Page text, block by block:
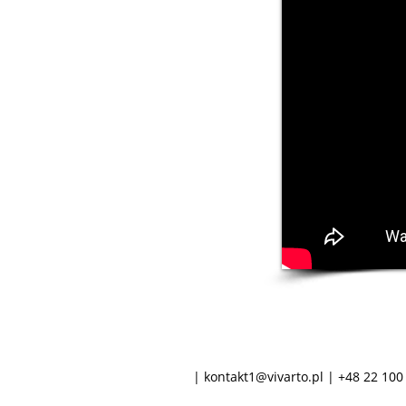
| kontakt1@vivarto.pl | +48 22